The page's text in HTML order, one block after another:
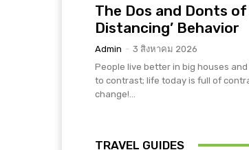
The Dos and Donts of
Distancing’ Behavior
Admin - 3 สิงหาคม 2026
People live better in big houses
to contrast; life today is full of
change!...
TRAVEL GUIDES